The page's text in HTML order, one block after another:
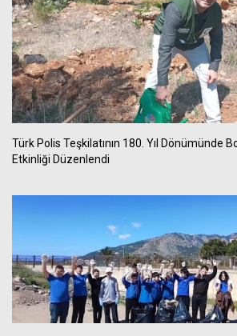
Türk Polis Teşkilatının 180. Yıl Dönümünde
Etkinliği Düzenlendi